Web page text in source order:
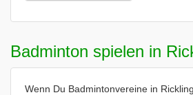
Badminton spielen in
Wenn Du Badmintonvereine in